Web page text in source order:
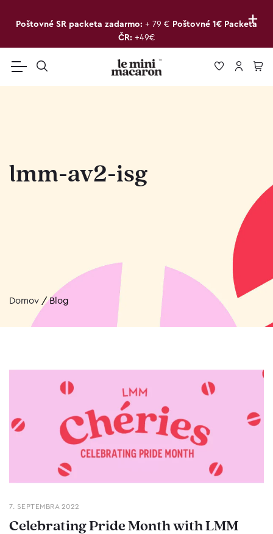
+
Poštovné SR packeta zadarmo: + 79 € Poštovné 1€ Packeta
ČR: +49€
lmm-av2-isg
Domov /Blog
7. SEPTEMBRA 2022
Celebrating Pride Month with LMM